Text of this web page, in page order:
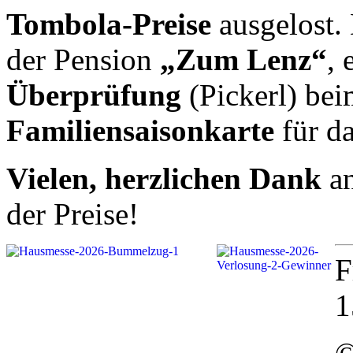
Tombola-Preise
der Pension „Zum Lenz“,
Überprüfung (Pickerl)
Familiensaisonkarte für
Vielen, herzlichen Dank
der Preise!